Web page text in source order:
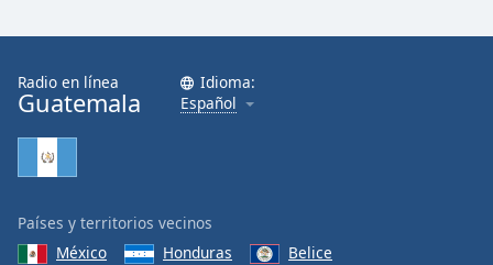
Radio en línea
Guatemala
Idioma:
Español
Países y territorios vecinos
México
Honduras
Belice